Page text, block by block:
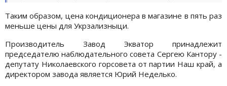
Таким образом, цена кондиционера в магазине в пять раз
меньше цены для Укрзализныци.
Производитель Завод Экватор принадлежит
председателю наблюдательного совета Сергею Кантору -
депутату Николаевского горсовета от партии Наш край, а
директором завода является Юрий Неделько.